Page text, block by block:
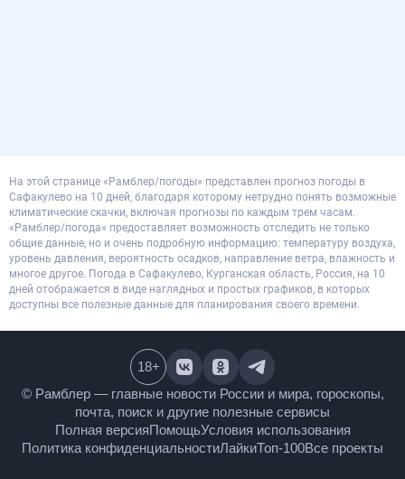
На этой странице «Рамблер/погоды» представлен прогноз погоды в
Сафакулево на 10 дней, благодаря которому нетрудно понять возможные
климатические скачки, включая прогнозы по каждым трем часам.
«Рамблер/погода» предоставляет возможность отследить не только
общие данные, но и очень подробную информацию: температуру воздуха,
уровень давления, вероятность осадков, направление ветра, влажность и
многое другое. Погода в Сафакулево, Курганская область, Россия, на 10
дней отображается в виде наглядных и простых графиков, в которых
доступны все полезные данные для планирования своего времени.
© Рамблер — главные новости России и мира,
гороскопы, почта, поиск и другие полезные сервисы
Полная версияПомощьУсловия использования
Политика конфиденциальностиЛайкиТоп-100
18+